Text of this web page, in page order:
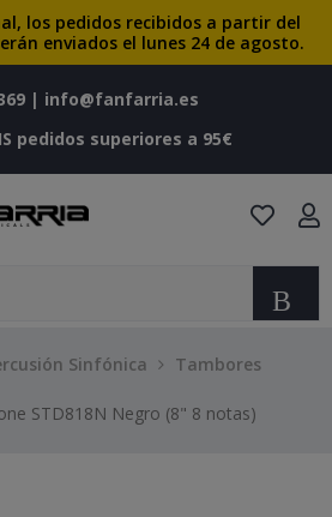
los pedidos recibidos a partir del
enviados el lunes 24 de agosto.
| info@fanfarria.es
pedidos superiores a 95€
Sinfónica
Tambores
STD818N Negro (8" 8 notas)